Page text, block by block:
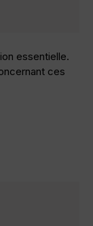
essentielle.
ces